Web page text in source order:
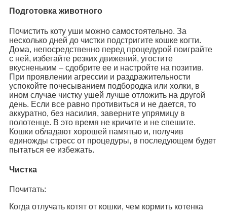
Подготовка животного
Почистить коту уши можно самостоятельно. За
несколько дней до чистки подстригите кошке когти.
Дома, непосредственно перед процедурой поиграйте
с ней, избегайте резких движений, угостите
вкусненьким – сдобрите ее и настройте на позитив.
При проявлении агрессии и раздражительности
успокойте почесыванием подбородка или холки, в
ином случае чистку ушей лучше отложить на другой
день. Если все равно противиться и не дается, то
аккуратно, без насилия, заверните упрямицу в
полотенце. В это время не кричите и не спешите.
Кошки обладают хорошей памятью и, получив
единожды стресс от процедуры, в последующем будет
пытаться ее избежать.
Чистка
Почитать:
Когда отлучать котят от кошки, чем кормить котенка